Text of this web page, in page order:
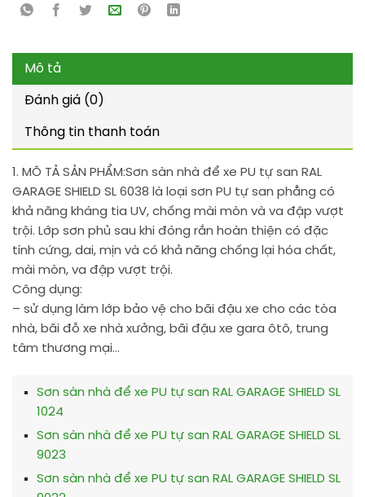
Mô tả
Đánh giá (0)
Thông tin thanh toán
1. MÔ TẢ SẢN PHẨM:Sơn sàn nhà để xe PU tự san RAL
GARAGE SHIELD SL 6038 là loại sơn PU tự san phẳng có
khả năng kháng tia UV, chống mài mòn và va đập vượt
trội. Lớp sơn phủ sau khi đóng rắn hoàn thiện có đặc
tính cứng, dai, mịn và có khả năng chống lại hóa chất,
mài mòn, va đập vượt trội.
Công dụng:
– sử dụng làm lớp bảo vệ cho bãi đậu xe cho các tòa
nhà, bãi đỗ xe nhà xưởng, bãi đậu xe gara ôtô, trung
tâm thương mại…
Sơn sàn nhà để xe PU tự san RAL GARAGE SHIELD SL
1024
Sơn sàn nhà để xe PU tự san RAL GARAGE SHIELD SL
9023
Sơn sàn nhà để xe PU tự san RAL GARAGE SHIELD SL